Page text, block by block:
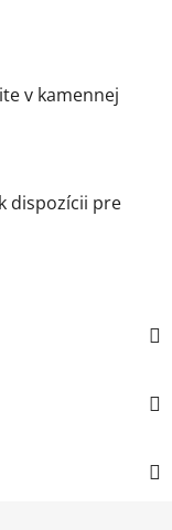
v kamennej
dispozícii pre